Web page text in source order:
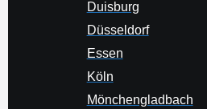
Duisburg
Düsseldorf
Essen
Köln
Mönchengladbach